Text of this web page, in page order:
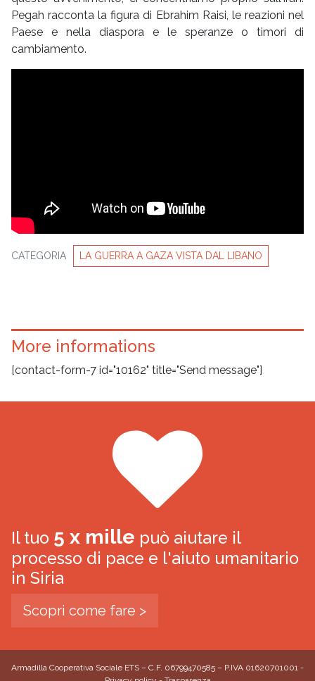
Pegah racconta la figura di Ebrahim Raisi, le reazioni nel
Paese e nella diaspora e le speranze o timori di
cambiamento.
CATEGORIA LA GUERRA A GAZA VISTA DAL LIBANO
More informations
[contact-form-7 id="10162" title="Send message"]
Il tuo 5 x mille può aiutare il
processo di pace e l'aiuto umanitario
in Siria
Scopri come fare >
Armadilla Cooperativa Sociale ETS – C.F. 06799470585 – P.IVA 01620701001 -